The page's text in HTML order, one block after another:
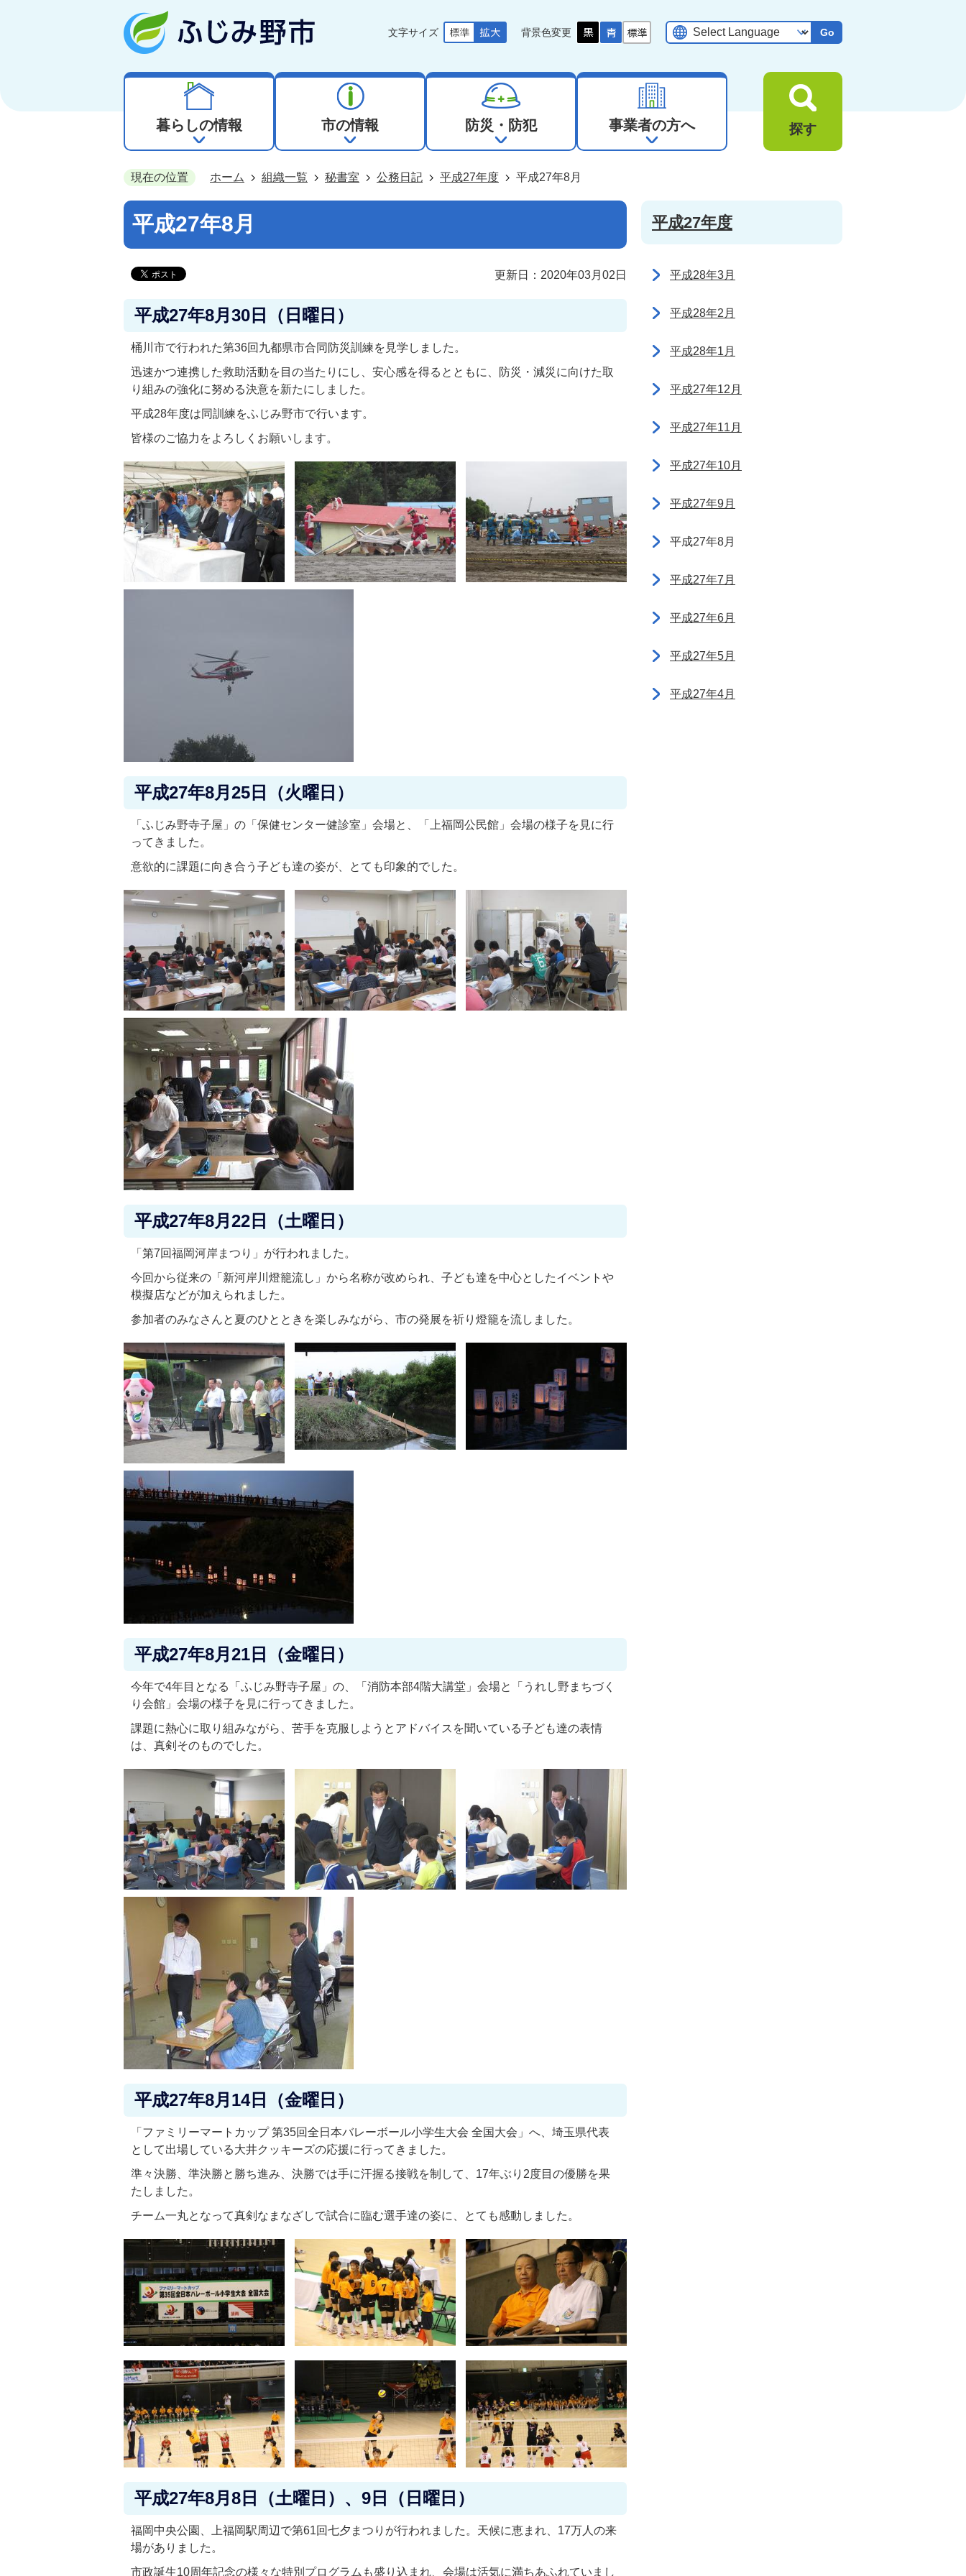
文字サイズ 背景色変更 Go
暮らしの情報 市の情報 防災・防犯 事業者の方へ 探す
現在の位置 ホーム 組織一覧 秘書室 公務日記 平成27年度 平成27年8月
平成27年8月
更新日：2020年03月02日
平成27年8月30日（日曜日）
桶川市で行われた第36回九都県市合同防災訓練を見学しました。
迅速かつ連携した救助活動を目の当たりにし、安心感を得るとともに、防災・減災に向けた取
り組みの強化に努める決意を新たにしました。
平成28年度は同訓練をふじみ野市で行います。
皆様のご協力をよろしくお願いします。
平成27年8月25日（火曜日）
「ふじみ野寺子屋」の「保健センター健診室」会場と、「上福岡公民館」会場の様子を見に行
ってきました。
意欲的に課題に向き合う子ども達の姿が、とても印象的でした。
平成27年8月22日（土曜日）
「第7回福岡河岸まつり」が行われました。
今回から従来の「新河岸川燈籠流し」から名称が改められ、子ども達を中心としたイベントや
模擬店などが加えられました。
参加者のみなさんと夏のひとときを楽しみながら、市の発展を祈り燈籠を流しました。
平成27年8月21日（金曜日）
今年で4年目となる「ふじみ野寺子屋」の、「消防本部4階大講堂」会場と「うれし野まちづく
り会館」会場の様子を見に行ってきました。
課題に熱心に取り組みながら、苦手を克服しようとアドバイスを聞いている子ども達の表情
は、真剣そのものでした。
平成27年8月14日（金曜日）
「ファミリーマートカップ 第35回全日本バレーボール小学生大会 全国大会」へ、埼玉県代表
として出場している大井クッキーズの応援に行ってきました。
準々決勝、準決勝と勝ち進み、決勝では手に汗握る接戦を制して、17年ぶり2度目の優勝を果
たしました。
チーム一丸となって真剣なまなざしで試合に臨む選手達の姿に、とても感動しました。
平成27年8月8日（土曜日）、9日（日曜日）
福岡中央公園、上福岡駅周辺で第61回七夕まつりが行われました。天候に恵まれ、17万人の来
場がありました。
市政誕生10周年記念の様々な特別プログラムも盛り込まれ、会場は活気に満ちあふれていまし
平成27年度
平成28年3月
平成28年2月
平成28年1月
平成27年12月
平成27年11月
平成27年10月
平成27年9月
平成27年8月
平成27年7月
平成27年6月
平成27年5月
平成27年4月